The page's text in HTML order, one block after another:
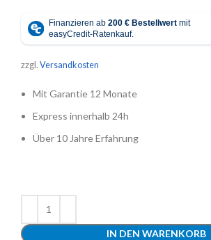
zzgl. Versandkosten
Mit Garantie 12 Monate
Express innerhalb 24h
Über 10 Jahre Erfahrung
IN DEN WARENKORB